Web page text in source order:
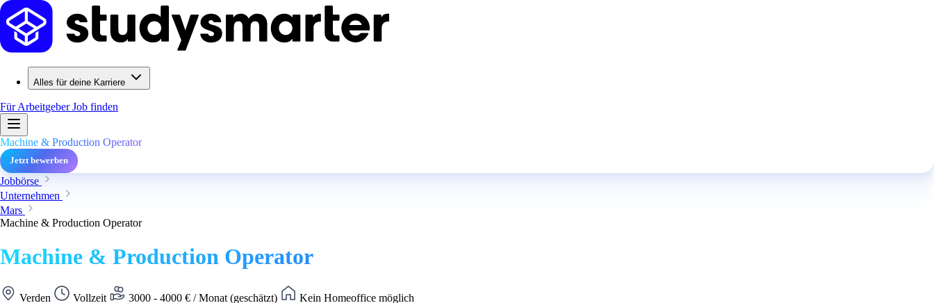
Alles für deine Karriere
Für ArbeitgeberJob finden
Machine & Production Operator
Jetzt bewerben
Jobbörse
Unternehmen
Mars
Machine & Production Operator
Machine & Production Operator
Verden Vollzeit 3000 - 4000 € / Monat (geschätzt)
Kein Homeoffice möglich